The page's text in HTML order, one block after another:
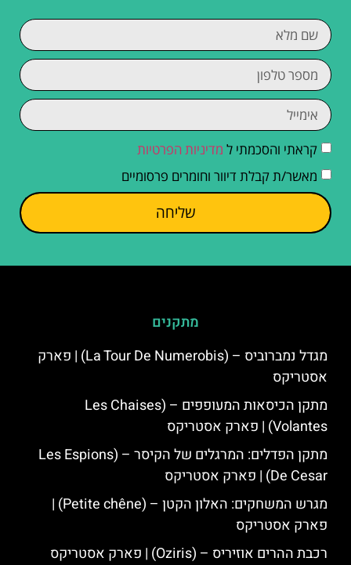
קראתי והסכמתי ל מדיניות הפרטיות
מאשר/ת קבלת דיוור וחומרים פרסומיים
שליחה
מתקנים
מגדל נמברוביס – (La Tour De Numerobis) | פארק
אסטריקס
מתקן הכיסאות המעופפים – (Les Chaises
Volantes) | פארק אסטריקס
מתקן הפדלים: המרגלים של הקיסר – (Les Espions
De Cesar) | פארק אסטריקס
מגרש המשחקים: האלון הקטן – (Petite chêne) |
פארק אסטריקס
רכבת ההרים אוזיריס – (Oziris) | פארק אסטריקס